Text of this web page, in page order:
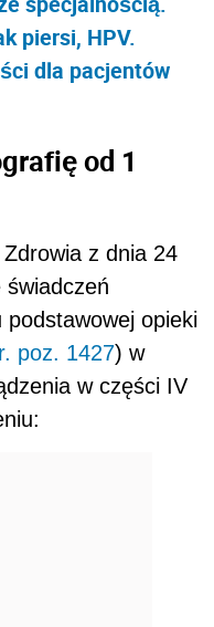
piersi, HPV.
dla pacjentów
od 1
z dnia 24
opieki
poz. 1427) w
w części IV